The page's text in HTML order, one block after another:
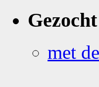
Gezocht
met